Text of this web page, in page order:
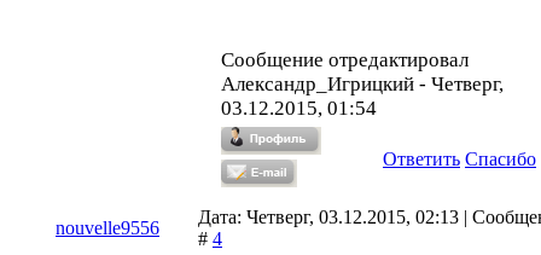
Сообщение отредактировал
Александр_Игрицкий - Четверг,
03.12.2015, 01:54
Ответить Спасибо
nouvelle9556
Дата: Четверг, 03.12.2015, 02:13 |
# 4